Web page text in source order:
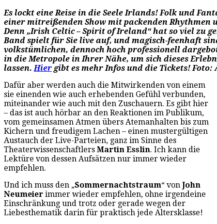
Es lockt eine Reise in die Seele Irlands! Folk und
einer mitreißenden Show mit packenden Rhythmen
Denn „Irish Celtic – Spirit of Ireland“ hat so viel zu
Band spielt für Sie live auf, und magisch-feenhaft
volkstümlichen, dennoch hoch professionell
in die Metropole in Ihrer Nähe, um sich dieses
lassen.Hier gibt es mehr Infos und die Tickets! Foto:
Dafür aber werden auch die Mitwirkenden von einem
sie einenden wie auch erhebenden Gefühl verbunden,
miteinander wie auch mit den Zuschauern. Es gibt hier
– das ist auch hörbar an den Reaktionen im Publikum,
vom gemeinsamen Atmen übers Atemanhalten bis zum
Kichern und freudigem Lachen – einen mustergültigen
Austauch der Live-Parteien, ganz im Sinne des
Theaterwissenschaftlers Martin Esslin. Ich kann die
Lektüre von dessen Aufsätzen nur immer wieder
empfehlen.
Und ich muss den „Sommernachtstraum“ von John
Neumeier immer wieder empfehlen, ohne irgendeine
Einschränkung und trotz oder gerade wegen der
Liebesthematik darin für praktisch jede Altersklasse!